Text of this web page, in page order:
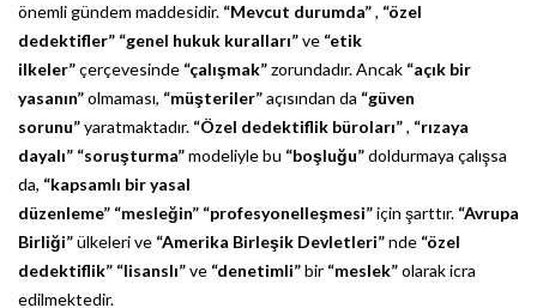
önemli gündem maddesidir. “Mevcut durumda”, “özel
dedektifler” “genel hukuk kuralları”ve “etik
ilkeler”çerçevesinde “çalışmak”zorundadır. Ancak “açık bir
yasanın”olmaması, “müşteriler”açısından da “güven
sorunu”yaratmaktadır. “Özel dedektiflik büroları”, “rızaya
dayalı” “soruşturma”modeliyle bu “boşluğu”doldurmaya çalışsa
da, “kapsamlı bir yasal
düzenleme” “mesleğin” “profesyonelleşmesi”için şarttır. “Avrupa
Birliği”ülkeleri ve “Amerika Birleşik Devletleri”nde “özel
dedektiflik” “lisanslı”ve “denetimli”bir “meslek”olarak icra
edilmektedir.